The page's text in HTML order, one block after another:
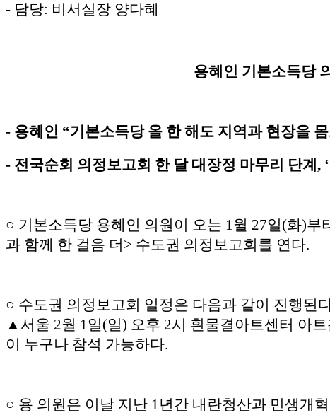
- 담당: 비서실장 양다혜
용혜인 기본소득당
- 용혜인 “기본소득당 올 한 해도 지역과 현장을
- 전국순회 의정보고회 한 달 대장정 마무리 단계
○ 기본소득당 용혜인 의원이 오는 1월 27일(화)
과 함께 한 걸음 더> 수도권 의정보고회를 연다.
○ 수도권 의정보고회 일정은 다음과 같이 진행
▲서울 2월 1일(일) 오후 2시 흰물결아트센터 아
이 누구나 참석 가능하다.
○ 용 의원은 이날 지난 1년간 내란청산과 민생개